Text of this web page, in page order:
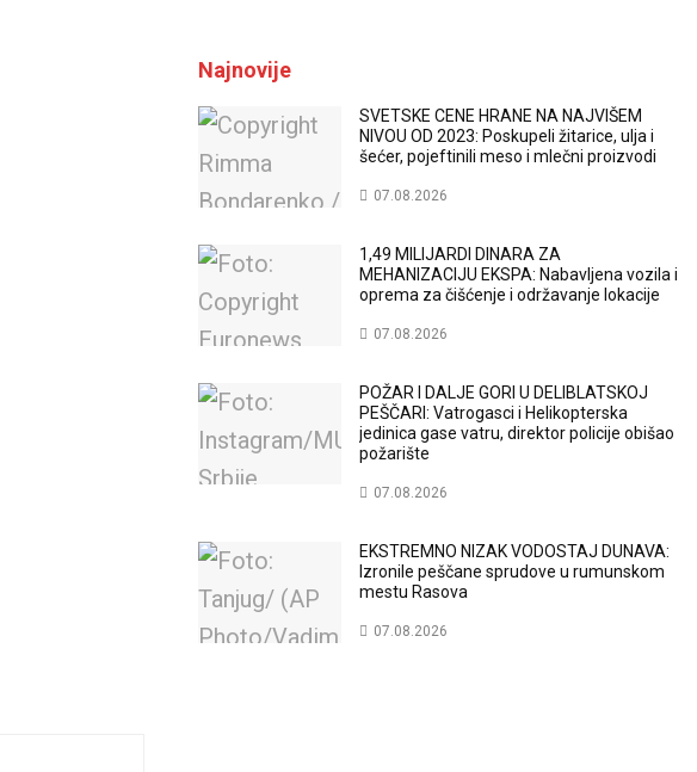
Najnovije
SVETSKE CENE HRANE NA NAJVIŠEM
NIVOU OD 2023: Poskupeli žitarice, ulja i
šećer, pojeftinili meso i mlečni proizvodi
07.08.2026
1,49 MILIJARDI DINARA ZA
MEHANIZACIJU EKSPA: Nabavljena vozila i
oprema za čišćenje i održavanje lokacije
07.08.2026
POŽAR I DALJE GORI U DELIBLATSKOJ
PEŠČARI: Vatrogasci i Helikopterska
jedinica gase vatru, direktor policije obišao
požarište
07.08.2026
EKSTREMNO NIZAK VODOSTAJ DUNAVA:
Izronile peščane sprudove u rumunskom
mestu Rasova
07.08.2026